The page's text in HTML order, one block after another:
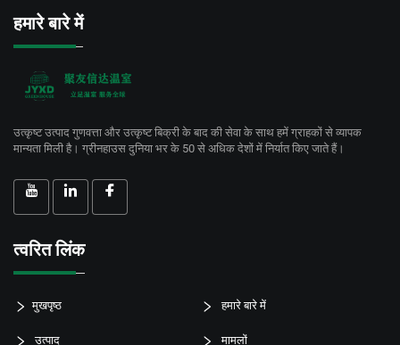
हमारे बारे में
उत्कृष्ट उत्पाद गुणवत्ता और उत्कृष्ट बिक्री के बाद की सेवा के साथ हमें ग्राहकों से व्यापक
मान्यता मिली है। ग्रीनहाउस दुनिया भर के 50 से अधिक देशों में निर्यात किए जाते हैं।
त्वरित लिंक
मुखपृष्ठ हमारे बारे में
उत्पाद मामलों